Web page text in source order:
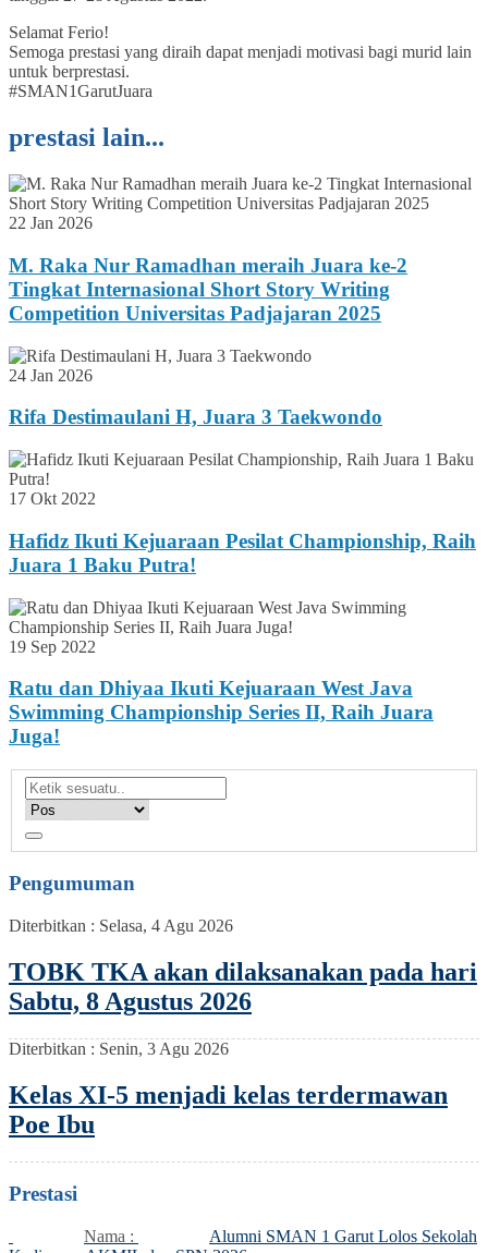
Selamat Ferio!
Semoga prestasi yang diraih dapat menjadi motivasi bagi murid lain
untuk berprestasi.
#SMAN1GarutJuara
prestasi lain...
22 Jan 2026
M. Raka Nur Ramadhan meraih Juara ke-2
Tingkat Internasional Short Story Writing
Competition Universitas Padjajaran 2025
24 Jan 2026
Rifa Destimaulani H, Juara 3 Taekwondo
17 Okt 2022
Hafidz Ikuti Kejuaraan Pesilat Championship, Raih
Juara 1 Baku Putra!
19 Sep 2022
Ratu dan Dhiyaa Ikuti Kejuaraan West Java
Swimming Championship Series II, Raih Juara
Juga!
Pengumuman
Diterbitkan : Selasa, 4 Agu 2026
TOBK TKA akan dilaksanakan pada hari
Sabtu, 8 Agustus 2026
Diterbitkan : Senin, 3 Agu 2026
Kelas XI-5 menjadi kelas terdermawan
Poe Ibu
Prestasi
Nama :
Alumni SMAN 1 Garut Lolos Sekolah